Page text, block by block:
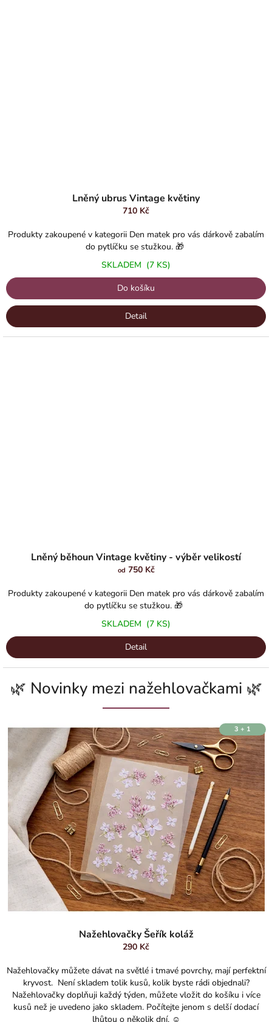
Lněný ubrus Vintage květiny
710 Kč
Produkty zakoupené v kategorii Den matek pro vás dárkově zabalím
do pytlíčku se stužkou. 🎁
SKLADEM (7 KS)
Do košíku
Detail
hodnocení
5,0
Lněný běhoun Vintage květiny - výběr velikostí
od 750 Kč
Produkty zakoupené v kategorii Den matek pro vás dárkově zabalím
do pytlíčku se stužkou. 🎁
SKLADEM (7 KS)
Detail
🌿 Novinky mezi nažehlovačkami 🌿
3 + 1
5,0
hvězdiček.
Nažehlovačky Šeřík koláž
290 Kč
Nažehlovačky můžete dávat na světlé i tmavé povrchy, mají perfektní
kryvost. Není skladem tolik kusů, kolik byste rádi objednali?
Nažehlovačky doplňuji každý týden, můžete vložit do košíku i více
kusů než je uvedeno jako skladem. Počítejte jenom s delší dodací
lhůtou o několik dní. ☺️